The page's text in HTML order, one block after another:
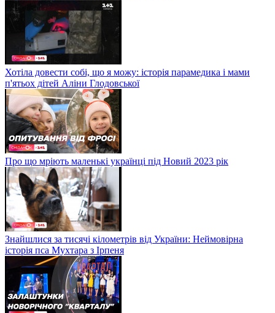
Хотіла довести собі, що я можу: історія парамедика і мами
п'ятьох дітей Аліни Глодовської
Про що мріють маленькі українці під Новий 2023 рік
Знайшлися за тисячі кілометрів від України: Неймовірна
історія пса Мухтара з Ірпеня